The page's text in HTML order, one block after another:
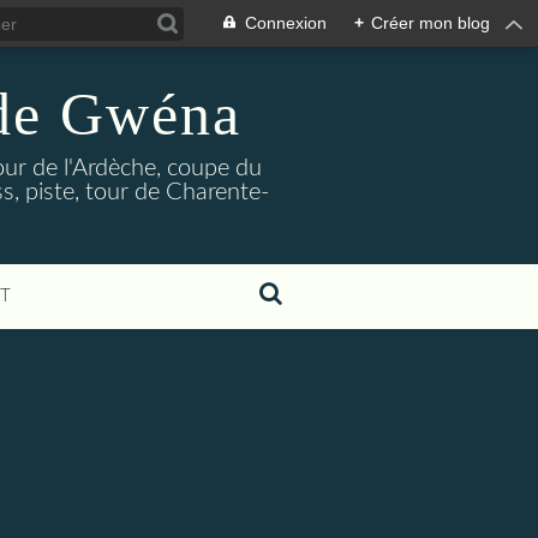
Connexion + Créer mon blog
Gwéna
de l'Ardèche, coupe du
piste, tour de Charente-